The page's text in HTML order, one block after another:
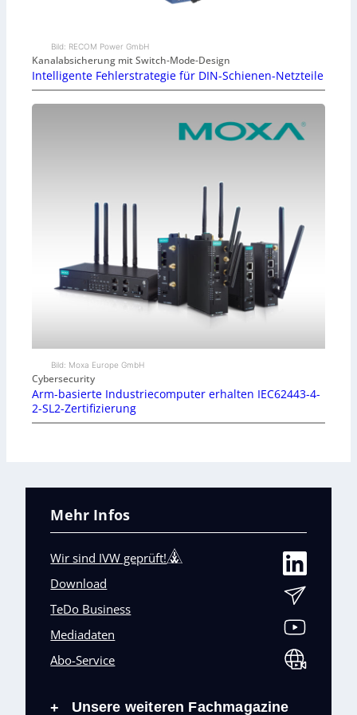
Bild: RECOM Power GmbH
Kanalabsicherung mit Switch-Mode-Design
Intelligente Fehlerstrategie für DIN-Schienen-Netzteile
Bild: Moxa Europe GmbH
Cybersecurity
Arm-basierte Industriecomputer erhalten IEC62443-4-
2-SL2-Zertifizierung
Mehr Infos
Wir sind IVW geprüft!
Download
TeDo Business
Mediadaten
Abo-Service
+ Unsere weiteren Fachmagazine